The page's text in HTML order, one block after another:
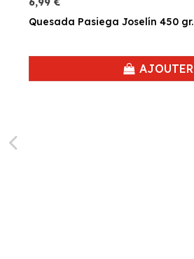
Quesada Pasiega Joselín 450 gr.
AJOUTER